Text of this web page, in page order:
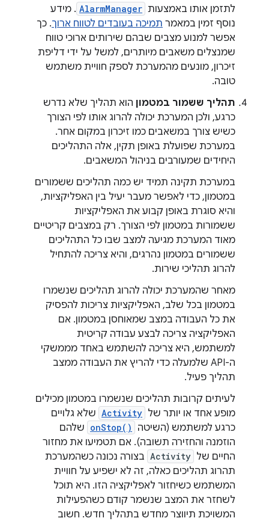
לתזמן אותו באמצעות AlarmManager . מידע
נוסף זמין במאמר תמיכה בעובדים לטווח ארוך. כך
אפשר למנוע מצבים שבהם שירותים ארוכי טווח
שמנצלים משאבים מיותרים, למשל על ידי דליפת
זיכרון, מונעים מהמערכת לספק חוויית משתמש
טובה.
תהליך ששמור במטמון הוא תהליך שלא נדרש
כרגע, ולכן המערכת יכולה להרוג אותו לפי הצורך
כשיש צורך במשאבים כמו זיכרון במקום אחר.
במערכת שפועלת באופן תקין, אלה התהליכים
היחידים שמעורבים בניהול המשאבים.
במערכת תקינה תמיד יש כמה תהליכים ששמורים
במטמון, כדי לאפשר מעבר יעיל בין האפליקציות,
והיא סוגרת באופן קבוע את האפליקציות
ששמורות במטמון לפי הצורך. רק במצבים קריטיים
מאוד המערכת מגיעה למצב שבו כל התהליכים
ששמורים במטמון נהרגים, והיא צריכה להתחיל
להרוג תהליכי שירות.
מאחר שהמערכת יכולה להרוג תהליכים שנשמרו
במטמון בכל שלב, האפליקציות צריכות להפסיק
את כל העבודה במצב שמאוחסן במטמון. אם
האפליקציה צריכה לבצע עבודה קריטית
למשתמש, היא צריכה להשתמש באחד מממשקי
ה-API שלמעלה כדי להריץ את העבודה ממצב
תהליך פעיל.
לעיתים קרובות תהליכים שנשמרו במטמון מכילים
מופע אחד או יותר של Activity שלא גלויים
כרגע למשתמש (השיטה
onStop() שלהם
הוזמנה והחזירה תשובה). אם תטמיעו את מחזור
החיים של Activity בצורה נכונה כשהמערכת
תהרוג תהליכים כאלה, זה לא ישפיע על חוויית
המשתמש כשיחזור לאפליקציה הזו. היא תוכל
לשחזר את המצב שנשמר קודם כשהפעילות
המשויכת תיווצר מחדש בתהליך חדש. חשוב